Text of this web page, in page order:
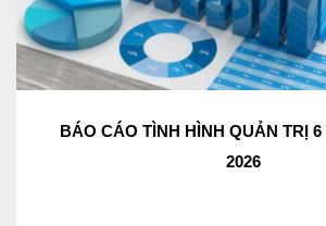
BÁO CÁO TÌNH HÌNH QUẢN TRỊ
2026